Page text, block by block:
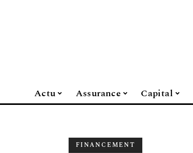
Actu Assurance Capital
FINANCEMENT